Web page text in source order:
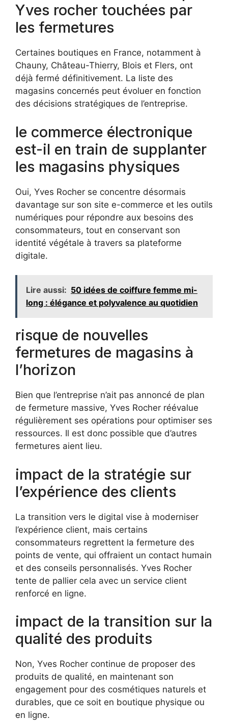
Yves rocher touchées par
les fermetures
Certaines boutiques en France, notamment à
Chauny, Château-Thierry, Blois et Flers, ont
déjà fermé définitivement. La liste des
magasins concernés peut évoluer en fonction
des décisions stratégiques de l’entreprise.
le commerce électronique
est-il en train de supplanter
les magasins physiques
Oui, Yves Rocher se concentre désormais
davantage sur son site e-commerce et les outils
numériques pour répondre aux besoins des
consommateurs, tout en conservant son
identité végétale à travers sa plateforme
digitale.
Lire aussi: 50 idées de coiffure femme mi-
long : élégance et polyvalence au quotidien
risque de nouvelles
fermetures de magasins à
l’horizon
Bien que l’entreprise n’ait pas annoncé de plan
de fermeture massive, Yves Rocher réévalue
régulièrement ses opérations pour optimiser ses
ressources. Il est donc possible que d’autres
fermetures aient lieu.
impact de la stratégie sur
l’expérience des clients
La transition vers le digital vise à moderniser
l’expérience client, mais certains
consommateurs regrettent la fermeture des
points de vente, qui offraient un contact humain
et des conseils personnalisés. Yves Rocher
tente de pallier cela avec un service client
renforcé en ligne.
impact de la transition sur la
qualité des produits
Non, Yves Rocher continue de proposer des
produits de qualité, en maintenant son
engagement pour des cosmétiques naturels et
durables, que ce soit en boutique physique ou
en ligne.